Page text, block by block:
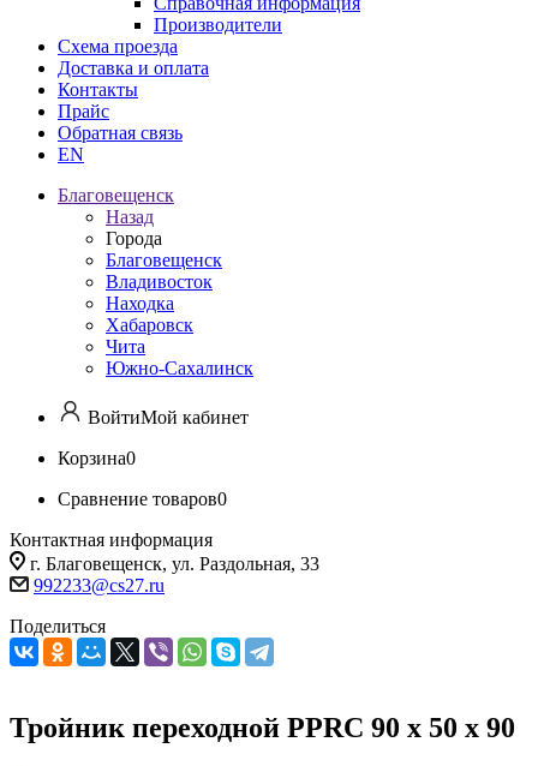
Производители
Схема проезда
Доставка и оплата
Контакты
Прайс
Обратная связь
EN
Благовещенск
Назад
Города
Благовещенск
Владивосток
Находка
Хабаровск
Чита
Южно-Сахалинск
ВойтиМой кабинет
Корзина0
Сравнение товаров0
Контактная информация
г. Благовещенск, ул. Раздольная, 33
992233@cs27.ru
Поделиться
Тройник переходной PPRC 90 х 50 х 90